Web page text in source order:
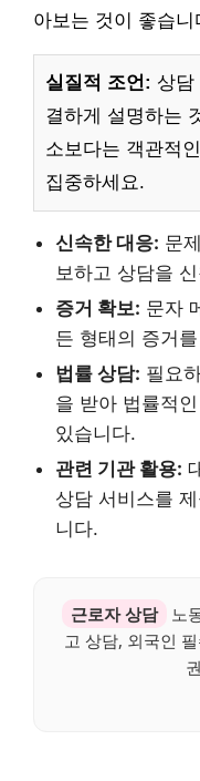
아보는 것이 좋습니
실질적 조언: 상담
결하게 설명하는
소보다는 객관적
집중하세요.
신속한 대응: 문
보하고 상담을
증거 확보: 문자
든 형태의 증거
법률 상담: 필요
을 받아 법률적
있습니다.
관련 기관 활용:
상담 서비스를
니다.
근로자 상담
노
고 상담, 외국인